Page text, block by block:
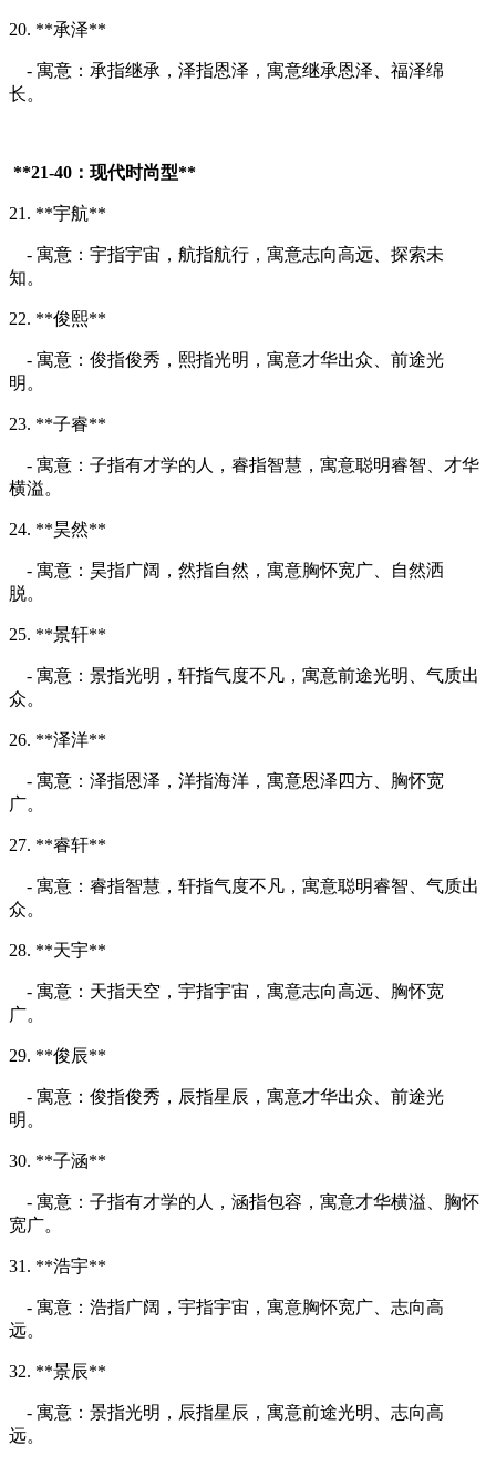
20. **承泽**
- 寓意：承指继承，泽指恩泽，寓意继承恩泽、福泽绵
长。
**21-40：现代时尚型**
21. **宇航**
- 寓意：宇指宇宙，航指航行，寓意志向高远、探索未
知。
22. **俊熙**
- 寓意：俊指俊秀，熙指光明，寓意才华出众、前途光
明。
23. **子睿**
- 寓意：子指有才学的人，睿指智慧，寓意聪明睿智、才华
横溢。
24. **昊然**
- 寓意：昊指广阔，然指自然，寓意胸怀宽广、自然洒
脱。
25. **景轩**
- 寓意：景指光明，轩指气度不凡，寓意前途光明、气质出
众。
26. **泽洋**
- 寓意：泽指恩泽，洋指海洋，寓意恩泽四方、胸怀宽
广。
27. **睿轩**
- 寓意：睿指智慧，轩指气度不凡，寓意聪明睿智、气质出
众。
28. **天宇**
- 寓意：天指天空，宇指宇宙，寓意志向高远、胸怀宽
广。
29. **俊辰**
- 寓意：俊指俊秀，辰指星辰，寓意才华出众、前途光
明。
30. **子涵**
- 寓意：子指有才学的人，涵指包容，寓意才华横溢、胸怀
宽广。
31. **浩宇**
- 寓意：浩指广阔，宇指宇宙，寓意胸怀宽广、志向高
远。
32. **景辰**
- 寓意：景指光明，辰指星辰，寓意前途光明、志向高
远。